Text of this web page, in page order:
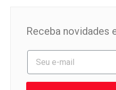
Receba novidades